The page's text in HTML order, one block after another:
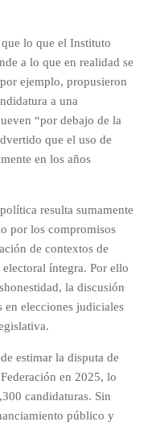
lo que el Instituto
a lo que en realidad se
ejemplo, propusieron
a una
“por debajo de la
que el uso de
en los años
resulta sumamente
por los compromisos
de contextos de
íntegra. Por ello
la discusión
en elecciones judiciales
estimar la disputa de
en 2025, lo
candidaturas. Sin
público y